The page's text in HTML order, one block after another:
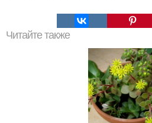
Читайте также